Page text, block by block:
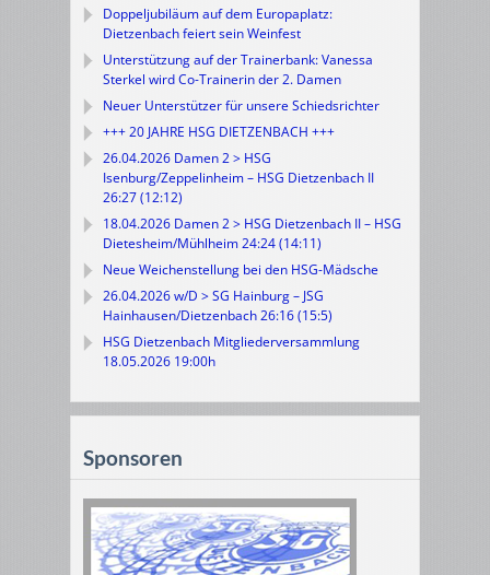
Doppeljubiläum auf dem Europaplatz:
Dietzenbach feiert sein Weinfest
Unterstützung auf der Trainerbank: Vanessa
Sterkel wird Co-Trainerin der 2. Damen
Neuer Unterstützer für unsere Schiedsrichter
+++ 20 JAHRE HSG DIETZENBACH +++
26.04.2026 Damen 2 > HSG
Isenburg/Zeppelinheim – HSG Dietzenbach II
26:27 (12:12)
18.04.2026 Damen 2 > HSG Dietzenbach II – HSG
Dietesheim/Mühlheim 24:24 (14:11)
Neue Weichenstellung bei den HSG-Mädsche
26.04.2026 w/D > SG Hainburg – JSG
Hainhausen/Dietzenbach 26:16 (15:5)
HSG Dietzenbach Mitgliederversammlung
18.05.2026 19:00h
Sponsoren